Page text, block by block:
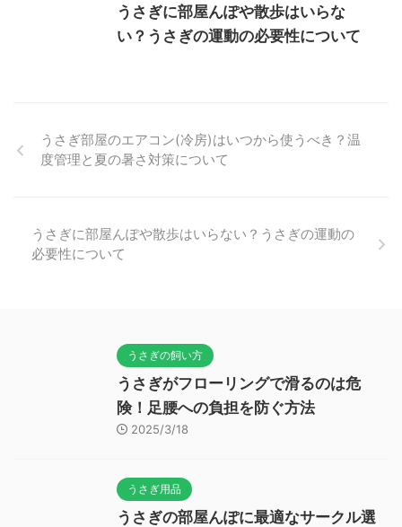
うさぎに部屋んぽや散歩はいらな
い？うさぎの運動の必要性について
うさぎ部屋のエアコン(冷房)はいつから使うべき？温
度管理と夏の暑さ対策について
うさぎに部屋んぽや散歩はいらない？うさぎの運動の
必要性について
うさぎの飼い方
うさぎがフローリングで滑るのは危
険！足腰への負担を防ぐ方法
2025/3/18
うさぎ用品
うさぎの部屋んぽに最適なサークル選